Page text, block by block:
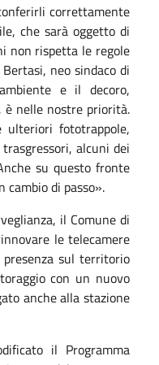
correttamente
che sarà oggetto di
non rispetta le regole
neo sindaco di
e il decoro,
è nelle nostre priorità.
ulteriori fototrappole,
alcuni dei
su questo fronte
cambio di passo».
il Comune di
le telecamere
sul territorio
con un nuovo
anche alla stazione
il Programma